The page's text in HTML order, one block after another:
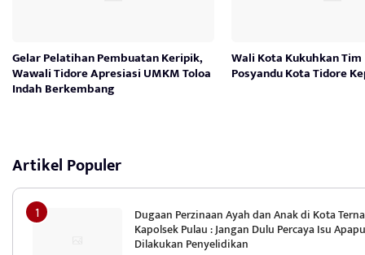
Gelar Pelatihan Pembuatan Keripik,
Wawali Tidore Apresiasi UMKM Toloa
Indah Berkembang
Wali Kota Kukuhkan
Posyandu Kota Tidore
Artikel Populer
Dugaan Perzinaan Ayah dan Anak di Kota
Kapolsek Pulau : Jangan Dulu Percaya Isu
Dilakukan Penyelidikan